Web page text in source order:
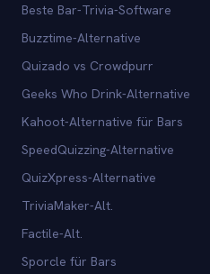
Beste Bar-Trivia-Software
Buzztime-Alternative
Quizado vs Crowdpurr
Geeks Who Drink-Alternative
Kahoot-Alternative für Bars
SpeedQuizzing-Alternative
QuizXpress-Alternative
TriviaMaker-Alt.
Factile-Alt.
Sporcle für Bars